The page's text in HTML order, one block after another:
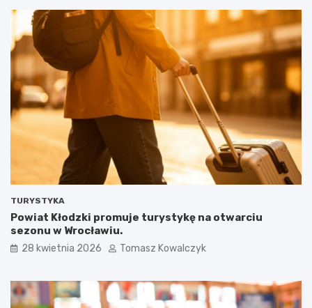
TURYSTYKA
Powiat Kłodzki promuje turystykę na otwarciu
sezonu w Wrocławiu.
28 kwietnia 2026 Tomasz Kowalczyk